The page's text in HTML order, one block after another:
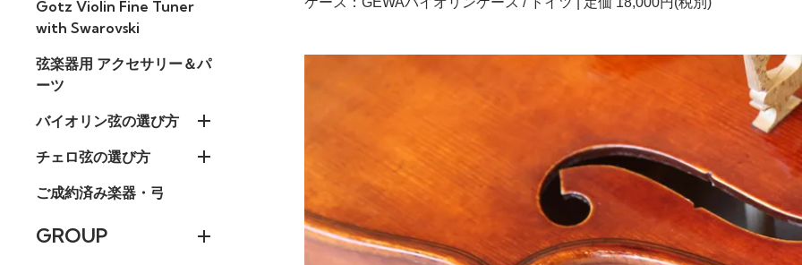
Gotz Violin Fine Tuner
with Swarovski
弦楽器用 アクセサリー＆パ
ーツ
バイオリン弦の選び方
チェロ弦の選び方
ご成約済み楽器・弓
GROUP